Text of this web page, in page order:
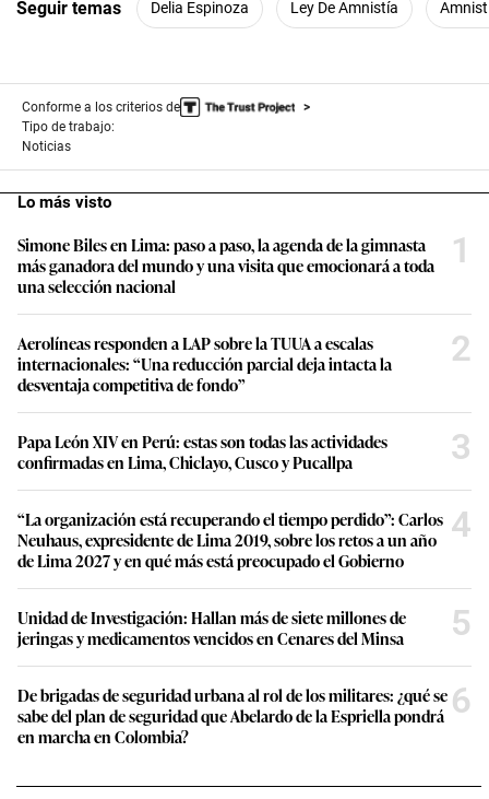
Seguir temas Delia Espinoza Ley De Amnistía
Conforme a los criterios de
Tipo de trabajo:
Noticias
Lo más visto
Simone Biles en Lima: paso a paso, la agenda de la gimnasta
más ganadora del mundo y una visita que emocionará a toda
una selección nacional
1
Aerolíneas responden a LAP sobre la TUUA a escalas
internacionales: “Una reducción parcial deja intacta la
desventaja competitiva de fondo”
2
Papa León XIV en Perú: estas son todas las actividades
confirmadas en Lima, Chiclayo, Cusco y Pucallpa
3
“La organización está recuperando el tiempo perdido”: Carlos
Neuhaus, expresidente de Lima 2019, sobre los retos a un año
de Lima 2027 y en qué más está preocupado el Gobierno
4
Unidad de Investigación: Hallan más de siete millones de
jeringas y medicamentos vencidos en Cenares del Minsa
5
De brigadas de seguridad urbana al rol de los militares: ¿qué se
sabe del plan de seguridad que Abelardo de la Espriella pondrá
en marcha en Colombia?
6